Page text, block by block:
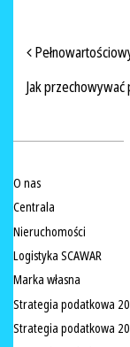
Jak
O nas
Centrala
Nieruchomości
Logistyka SCAWAR
Marka własna
Strategia podatkowa
Strategia podatkowa